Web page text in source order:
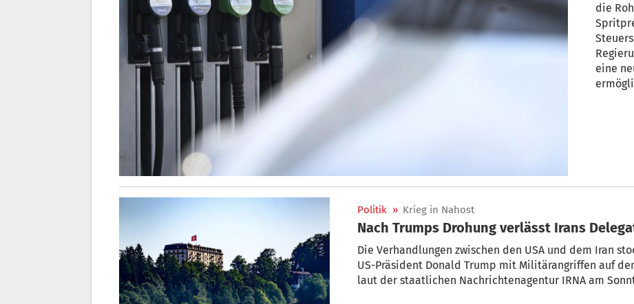
die
eine
Politik » Krieg in Nahost
Nach Trumps Drohung verlässt Irans
Die Verhandlungen zwischen den USA und dem Iran
US-Präsident Donald Trump mit Militärangriffen auf
laut der staatlichen Nachrichtenagentur IRNA am